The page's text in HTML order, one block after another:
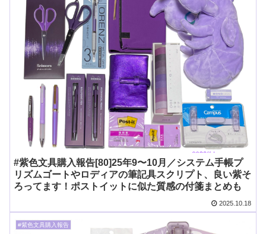
#紫色文具購入報告[80]25年9〜10月／システム手帳プ
リズムゴートやロディアの筆記具スクリプト、良い紫そ
ろってます！ポストイットに似た質感の付箋まとめも
2025.10.18
#紫色文具購入報告